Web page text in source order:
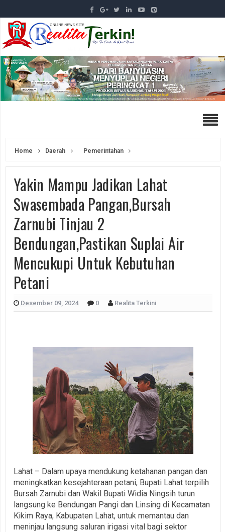
Home Daerah Pemerintahan
Yakin Mampu Jadikan Lahat
Swasembada Pangan,Bursah
Zarnubi Tinjau 2
Bendungan,Pastikan Suplai Air
Mencukupi Untuk Kebutuhan
Petani
Desember 09, 2024 0 Realita Terkini
Lahat – Dalam upaya mendukung ketahanan pangan dan
meningkatkan kesejahteraan petani, Bupati Lahat terpilih
Bursah Zarnubi dan Wakil Bupati Widia Ningsih turun
langsung ke Bendungan Pangi dan Linsing di Kecamatan
Kikim Raya, Kabupaten Lahat, untuk memantau dan
meninjau langsung saluran irigasi vital bagi sektor